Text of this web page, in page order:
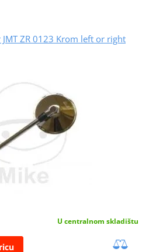
ZR 0123 Krom left or right
U centralnom skladištu